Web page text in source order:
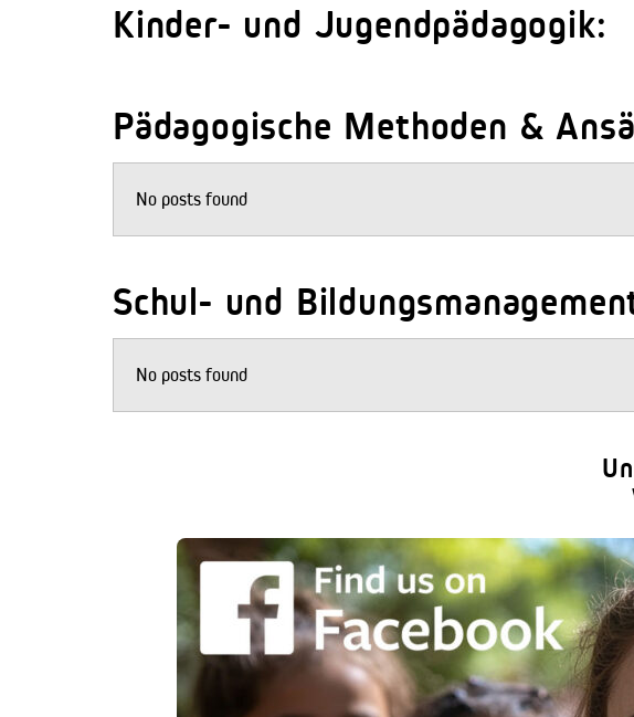
Kinder- und Jugendpädagogik:
Pädagogische Methoden &
No posts found
Schul- und
No posts found